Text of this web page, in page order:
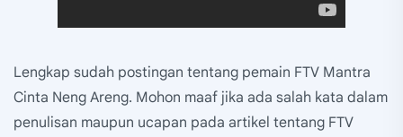
Lengkap sudah postingan tentang pemain FTV Mantra
Cinta Neng Areng. Mohon maaf jika ada salah kata dalam
penulisan maupun ucapan pada artikel tentang FTV